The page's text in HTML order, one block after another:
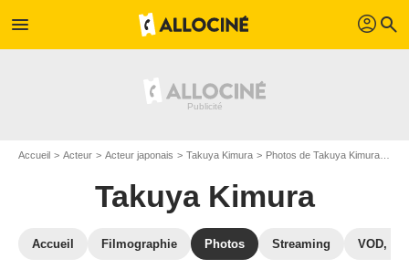
menu profil search
Accueil Acteur Acteur japonais Takuya Kimura Photos de Takuya Kimura
Takuya Kimura
Accueil Filmographie Photos Streaming VOD,